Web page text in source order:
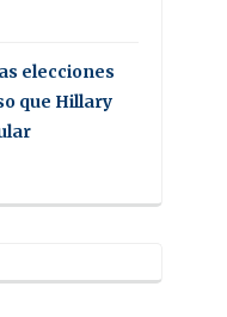
elecciones
que Hillary